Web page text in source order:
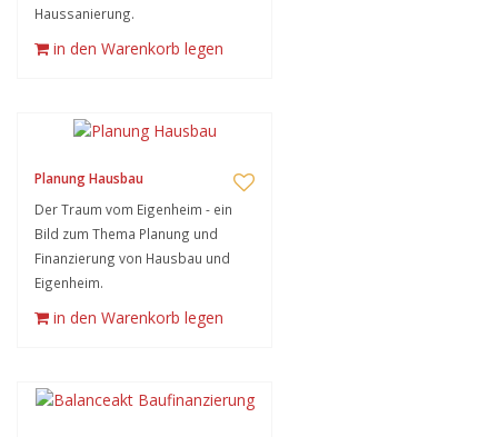
Haussanierung.
in den Warenkorb legen
Planung Hausbau
Der Traum vom Eigenheim - ein
Bild zum Thema Planung und
Finanzierung von Hausbau und
Eigenheim.
in den Warenkorb legen